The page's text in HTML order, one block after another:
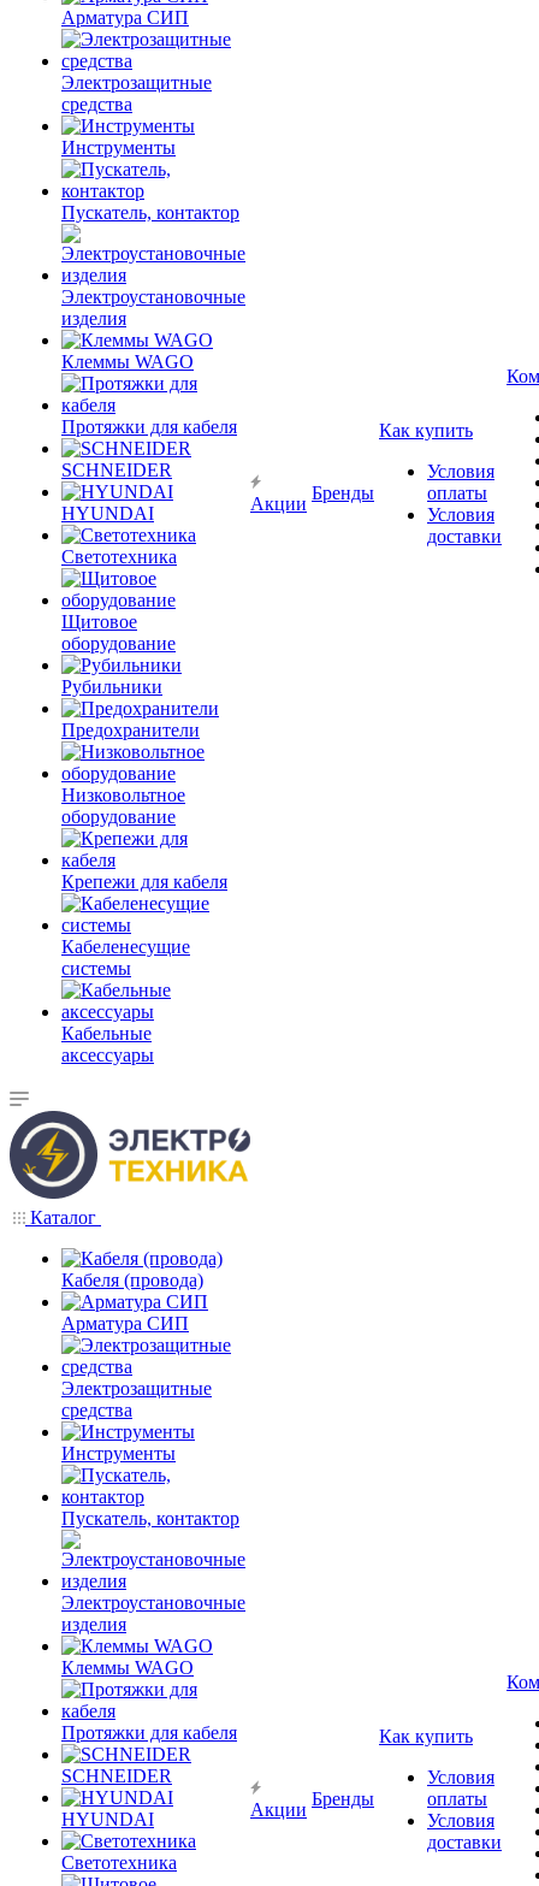
Арматура СИП
Электрозащитные
средства
Инструменты
Пускатель, контактор
Электроустановочные
изделия
Клеммы WAGO
Протяжки для кабеля
SCHNEIDER
HYUNDAI
Светотехника
Щитовое
оборудование
Рубильники
Предохранители
Низковольтное
оборудование
Крепежи для кабеля
Кабеленесущие
системы
Кабельные
аксессуары
Акции
Бренды
Как купить
Условия
оплаты
Условия
доставки
Каталог
Кабеля (провода)
Арматура СИП
Электрозащитные
средства
Инструменты
Пускатель, контактор
Электроустановочные
изделия
Клеммы WAGO
Протяжки для кабеля
SCHNEIDER
HYUNDAI
Светотехника
Акции
Бренды
Как купить
Условия
оплаты
Условия
доставки